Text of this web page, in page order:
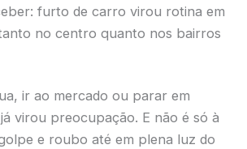
furto de carro virou rotina em
no centro quanto nos bairros
ir ao mercado ou parar em
virou preocupação. E não é só à
e roubo até em plena luz do